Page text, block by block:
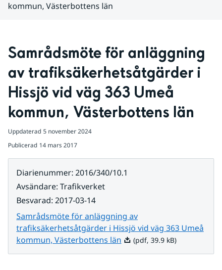
kommun, Västerbottens län
Samrådsmöte för anläggning
av trafiksäkerhetsåtgärder i
Hissjö vid väg 363 Umeå
kommun, Västerbottens län
Uppdaterad 5 november 2024
Publicerad 14 mars 2017
Diarienummer: 2016/340/10.1
Avsändare: Trafikverket
Besvarad: 2017-03-14
Samrådsmöte för anläggning av
trafiksäkerhetsåtgärder i Hissjö vid väg 363 Umeå
kommun, Västerbottens län Pdf, 39.9 kB.
(pdf, 39.9 kB)